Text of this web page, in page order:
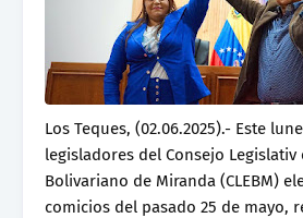
Los Teques, (02.06.2025).- Este
legisladores del Consejo Legislativ
Bolivariano de Miranda (CLEBM)
comicios del pasado 25 de mayo,